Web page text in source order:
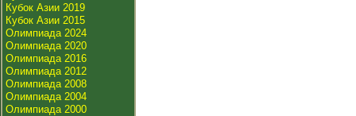
Кубок Азии 2019
Кубок Азии 2015
Олимпиада 2024
Олимпиада 2020
Олимпиада 2016
Олимпиада 2012
Олимпиада 2008
Олимпиада 2004
Олимпиада 2000